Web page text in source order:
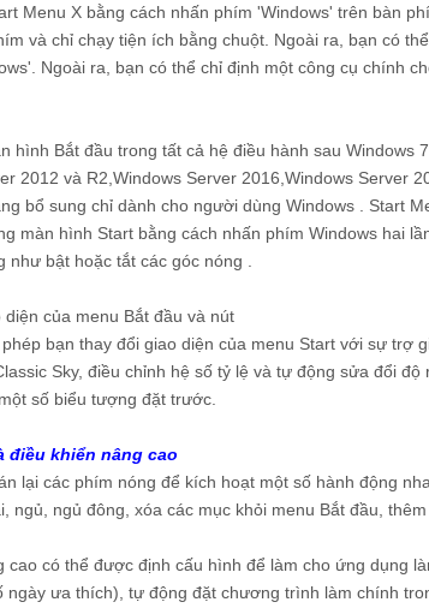
Menu X bằng cách nhấn phím 'Windows' trên bàn
và chỉ chạy tiện ích bằng chuột. Ngoài ra, bạn có
Ngoài ra, bạn có thể chỉ định một công cụ chính
hình Bắt đầu trong tất cả hệ điều hành sau Windows
2012 và R2,Windows Server 2016,Windows Server
bổ sung chỉ dành cho người dùng Windows . Start
màn hình Start bằng cách nhấn phím Windows hai
như bật hoặc tắt các góc nóng .
của menu Bắt đầu và nút
bạn thay đổi giao diện của menu Start với sự trợ
Sky, điều chỉnh hệ số tỷ lệ và tự động sửa đổi
số biểu tượng đặt trước.
điều khiển nâng cao
lại các phím nóng để kích hoạt một số hành động
ngủ, ngủ đông, xóa các mục khỏi menu Bắt đầu,
cao có thể được định cấu hình để làm cho ứng dụng
ngày ưa thích), tự động đặt chương trình làm chính